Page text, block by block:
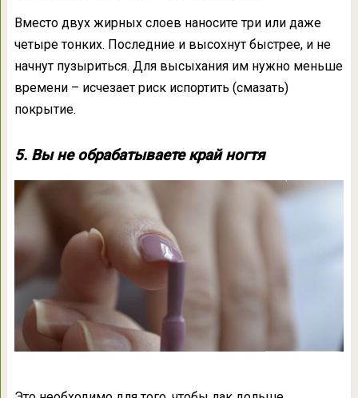
Вместо двух жирных слоев наносите три или даже
четыре тонких. Последние и высохнут быстрее, и не
начнут пузыриться. Для высыхания им нужно меньше
времени – исчезает риск испортить (смазать)
покрытие.
5. Вы не обрабатываете край ногтя